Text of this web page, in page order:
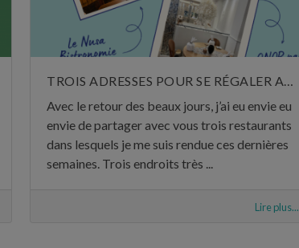
Avec le retour des beaux jours, j’ai eu envie eu
envie de partager avec vous trois restaurants
dans lesquels je me suis rendue ces dernières
semaines. Trois endroits très ...
Lire plus...